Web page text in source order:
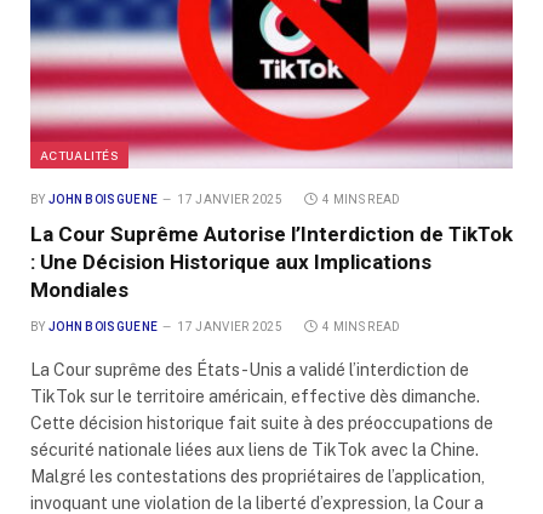
ACTUALITÉS
BY JOHN BOISGUENE 17 JANVIER 2025 4 MINS READ
La Cour Suprême Autorise l’Interdiction de TikTok
: Une Décision Historique aux Implications
Mondiales
BY JOHN BOISGUENE 17 JANVIER 2025 4 MINS READ
La Cour suprême des États-Unis a validé l’interdiction de
TikTok sur le territoire américain, effective dès dimanche.
Cette décision historique fait suite à des préoccupations de
sécurité nationale liées aux liens de TikTok avec la Chine.
Malgré les contestations des propriétaires de l’application,
invoquant une violation de la liberté d’expression, la Cour a